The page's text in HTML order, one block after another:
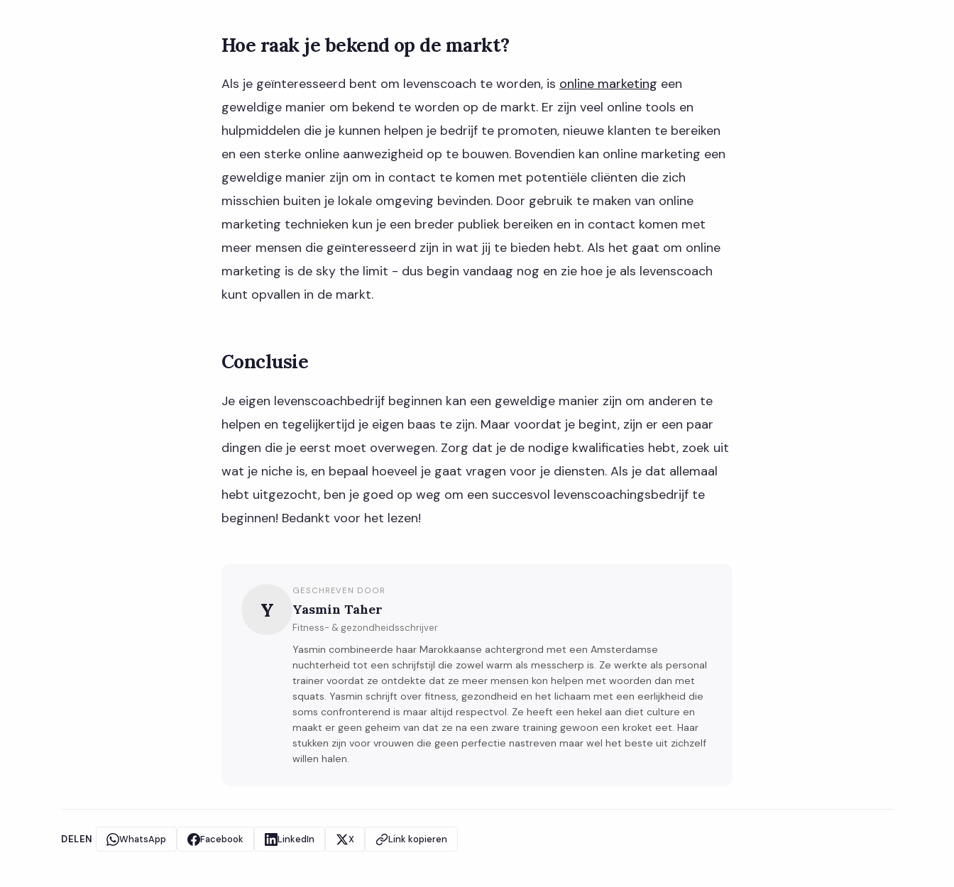
Hoe raak je bekend op de markt?
Als je geïnteresseerd bent om levenscoach te worden, is online marketing een
geweldige manier om bekend te worden op de markt. Er zijn veel online tools en
hulpmiddelen die je kunnen helpen je bedrijf te promoten, nieuwe klanten te bereiken
en een sterke online aanwezigheid op te bouwen. Bovendien kan online marketing een
geweldige manier zijn om in contact te komen met potentiële cliënten die zich
misschien buiten je lokale omgeving bevinden. Door gebruik te maken van online
marketing technieken kun je een breder publiek bereiken en in contact komen met
meer mensen die geïnteresseerd zijn in wat jij te bieden hebt. Als het gaat om online
marketing is de sky the limit - dus begin vandaag nog en zie hoe je als levenscoach
kunt opvallen in de markt.
Conclusie
Je eigen levenscoachbedrijf beginnen kan een geweldige manier zijn om anderen te
helpen en tegelijkertijd je eigen baas te zijn. Maar voordat je begint, zijn er een paar
dingen die je eerst moet overwegen. Zorg dat je de nodige kwalificaties hebt, zoek uit
wat je niche is, en bepaal hoeveel je gaat vragen voor je diensten. Als je dat allemaal
hebt uitgezocht, ben je goed op weg om een succesvol levenscoachingsbedrijf te
beginnen! Bedankt voor het lezen!
Y
GESCHREVEN DOOR
Yasmin Taher
Fitness- & gezondheidsschrijver
Yasmin combineerde haar Marokkaanse achtergrond met een Amsterdamse
nuchterheid tot een schrijfstijl die zowel warm als messcherp is. Ze werkte als personal
trainer voordat ze ontdekte dat ze meer mensen kon helpen met woorden dan met
squats. Yasmin schrijft over fitness, gezondheid en het lichaam met een eerlijkheid die
soms confronterend is maar altijd respectvol. Ze heeft een hekel aan diet culture en
maakt er geen geheim van dat ze na een zware training gewoon een kroket eet. Haar
stukken zijn voor vrouwen die geen perfectie nastreven maar wel het beste uit zichzelf
willen halen.
DELEN WhatsApp Facebook LinkedIn X Link kopieren